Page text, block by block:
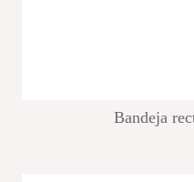
Bandeja